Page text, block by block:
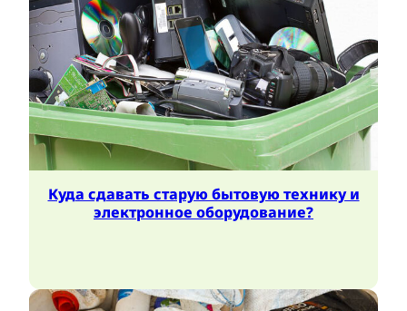
Куда сдавать старую бытовую технику и
электронное оборудование?